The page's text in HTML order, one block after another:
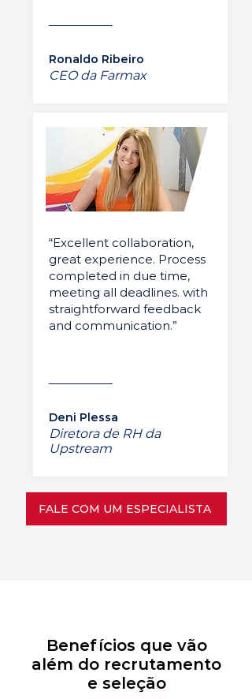
Ronaldo Ribeiro
CEO da Farmax
“Excellent collaboration,
great experience. Process
completed in due time,
meeting all deadlines. with
straightforward feedback
and communication.”
Deni Plessa
Diretora de RH da
Upstream
FALE COM UM ESPECIALISTA
Benefícios que vão
além do recrutamento
e seleção